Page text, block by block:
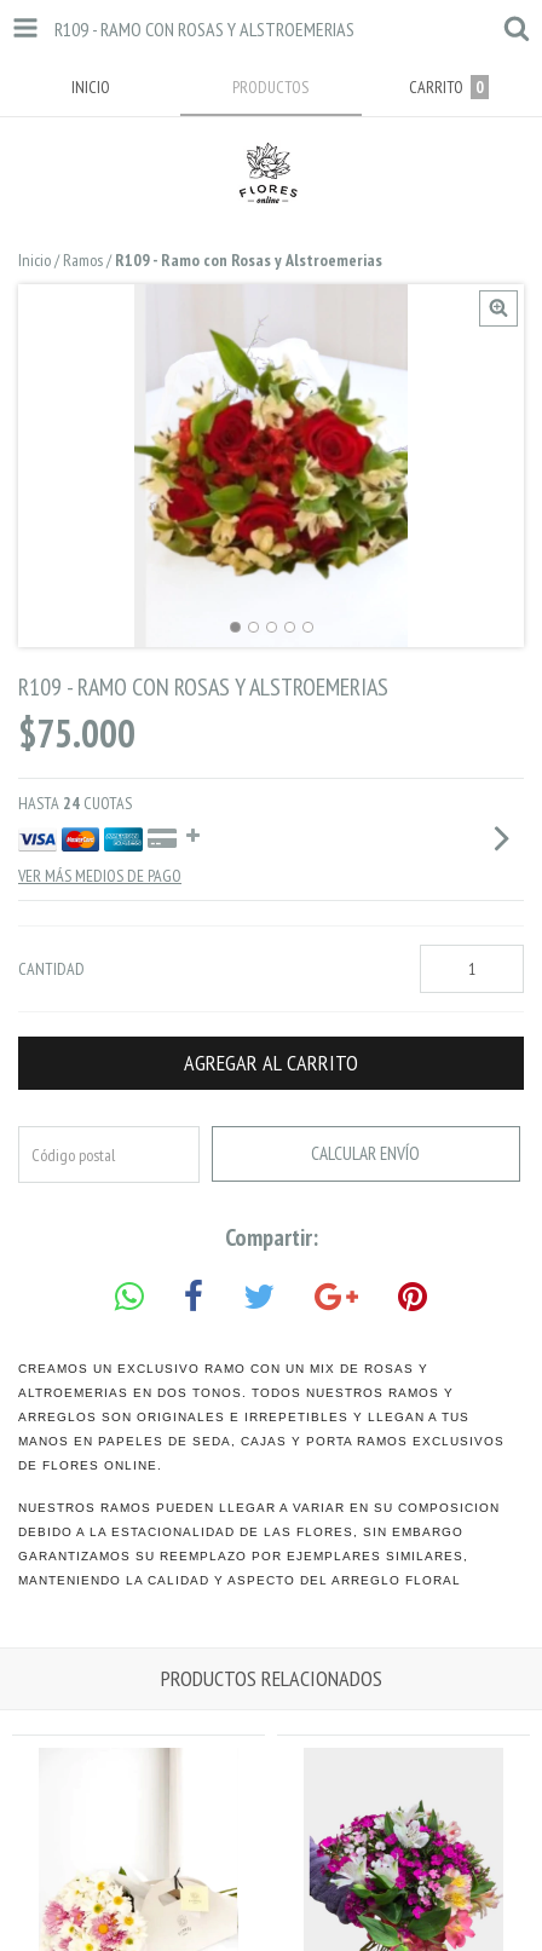
R109 - RAMO CON ROSAS Y ALSTROEMERIAS
INICIO PRODUCTOS CARRITO 0
Inicio/ Ramos/ R109 - Ramo con Rosas y Alstroemerias
R109 - RAMO CON ROSAS Y ALSTROEMERIAS
$75.000
HASTA 24 CUOTAS
VER MÁS MEDIOS DE PAGO
CANTIDAD
CALCULAR ENVÍO
Compartir:
CREAMOS UN EXCLUSIVO RAMO CON UN MIX DE ROSAS Y
ALTROEMERIAS EN DOS TONOS. TODOS NUESTROS RAMOS Y
ARREGLOS SON ORIGINALES E IRREPETIBLES Y LLEGAN A TUS
MANOS EN PAPELES DE SEDA, CAJAS Y PORTA RAMOS EXCLUSIVOS
DE FLORES ONLINE.
NUESTROS RAMOS PUEDEN LLEGAR A VARIAR EN SU COMPOSICION
DEBIDO A LA ESTACIONALIDAD DE LAS FLORES, SIN EMBARGO
GARANTIZAMOS SU REEMPLAZO POR EJEMPLARES SIMILARES,
MANTENIENDO LA CALIDAD Y ASPECTO DEL ARREGLO FLORAL
PRODUCTOS RELACIONADOS